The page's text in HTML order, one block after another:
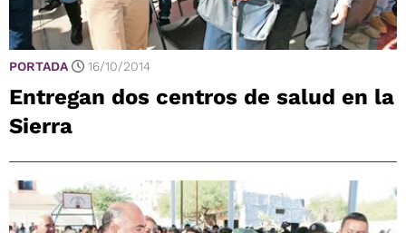
PORTADA 16/10/2014
Entregan dos centros de salud en la
Sierra